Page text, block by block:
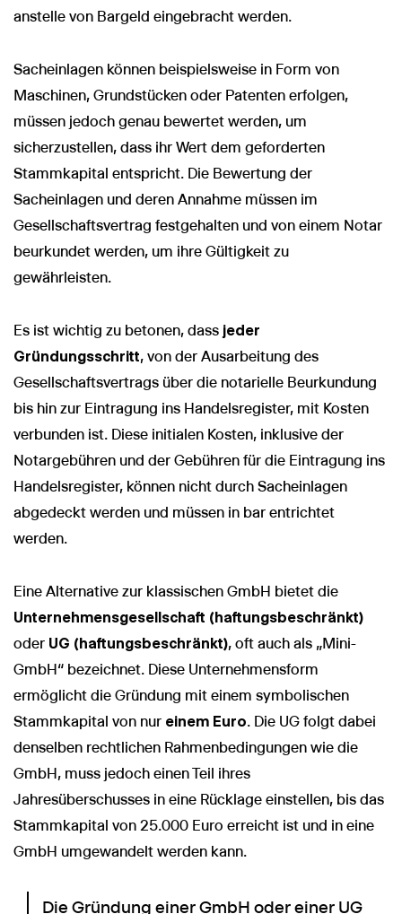
anstelle von Bargeld eingebracht werden.
Sacheinlagen können beispielsweise in Form von
Maschinen, Grundstücken oder Patenten erfolgen,
müssen jedoch genau bewertet werden, um
sicherzustellen, dass ihr Wert dem geforderten
Stammkapital entspricht. Die Bewertung der
Sacheinlagen und deren Annahme müssen im
Gesellschaftsvertrag festgehalten und von einem Notar
beurkundet werden, um ihre Gültigkeit zu
gewährleisten.
Es ist wichtig zu betonen, dass jeder
Gründungsschritt, von der Ausarbeitung des
Gesellschaftsvertrags über die notarielle Beurkundung
bis hin zur Eintragung ins Handelsregister, mit Kosten
verbunden ist. Diese initialen Kosten, inklusive der
Notargebühren und der Gebühren für die Eintragung ins
Handelsregister, können nicht durch Sacheinlagen
abgedeckt werden und müssen in bar entrichtet
werden.
Eine Alternative zur klassischen GmbH bietet die
Unternehmensgesellschaft (haftungsbeschränkt)
oder UG (haftungsbeschränkt), oft auch als „Mini-
GmbH“ bezeichnet. Diese Unternehmensform
ermöglicht die Gründung mit einem symbolischen
Stammkapital von nur einem Euro. Die UG folgt dabei
denselben rechtlichen Rahmenbedingungen wie die
GmbH, muss jedoch einen Teil ihres
Jahresüberschusses in eine Rücklage einstellen, bis das
Stammkapital von 25.000 Euro erreicht ist und in eine
GmbH umgewandelt werden kann.
Die Gründung einer GmbH oder einer UG